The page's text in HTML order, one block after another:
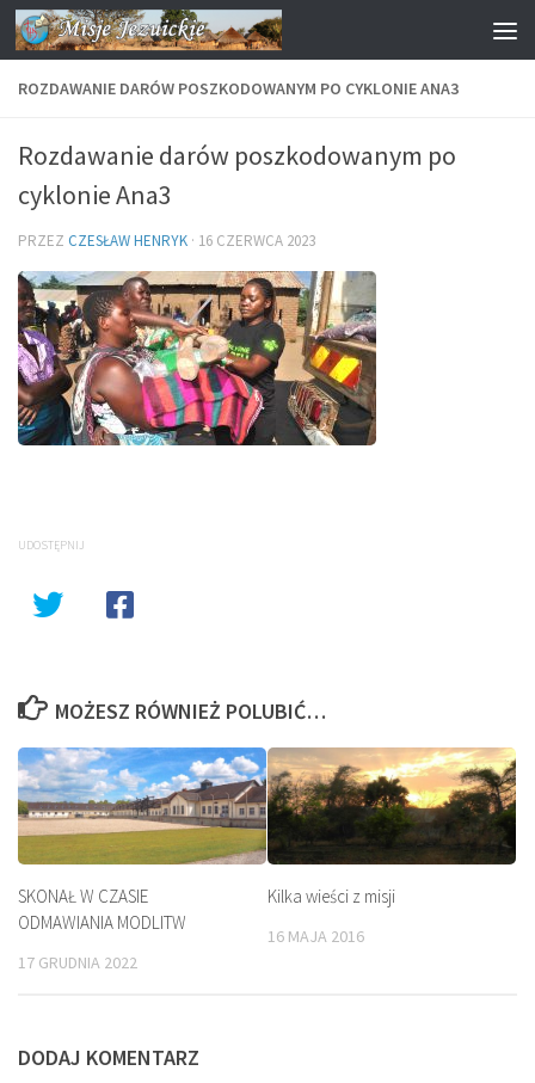
Przejdź do treści
ROZDAWANIE DARÓW POSZKODOWANYM PO CYKLONIE ANA3
Rozdawanie darów poszkodowanym po
cyklonie Ana3
PRZEZ CZESŁAW HENRYK · 16 CZERWCA 2023
UDOSTĘPNIJ
MOŻESZ RÓWNIEŻ POLUBIĆ…
SKONAŁ W CZASIE
ODMAWIANIA MODLITW
17 GRUDNIA 2022
Kilka wieści z misji
16 MAJA 2016
DODAJ KOMENTARZ